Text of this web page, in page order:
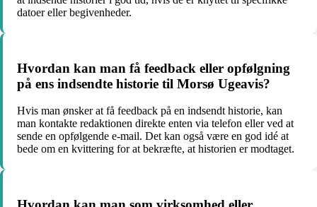
datoer eller begivenheder.
Hvordan kan man få feedback eller opfølgning
på ens indsendte historie til Morsø Ugeavis?
Hvis man ønsker at få feedback på en indsendt historie, kan
man kontakte redaktionen direkte enten via telefon eller ved at
sende en opfølgende e-mail. Det kan også være en god idé at
bede om en kvittering for at bekræfte, at historien er modtaget.